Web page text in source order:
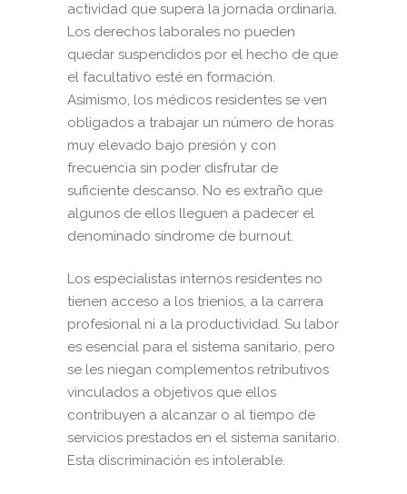
actividad que supera la jornada ordinaria.
Los derechos laborales no pueden
quedar suspendidos por el hecho de que
el facultativo esté en formación.
Asimismo, los médicos residentes se ven
obligados a trabajar un número de horas
muy elevado bajo presión y con
frecuencia sin poder disfrutar de
suficiente descanso. No es extraño que
algunos de ellos lleguen a padecer el
denominado síndrome de burnout.
Los especialistas internos residentes no
tienen acceso a los trienios, a la carrera
profesional ni a la productividad. Su labor
es esencial para el sistema sanitario, pero
se les niegan complementos retributivos
vinculados a objetivos que ellos
contribuyen a alcanzar o al tiempo de
servicios prestados en el sistema sanitario.
Esta discriminación es intolerable.